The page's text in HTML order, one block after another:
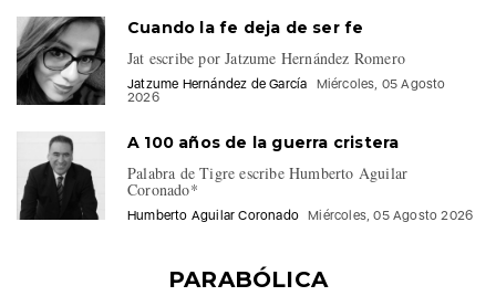
Cuando la fe deja de ser fe
Jat escribe por Jatzume Hernández Romero
A 100 años de la guerra cristera
Palabra de Tigre escribe Humberto Aguilar
Coronado*